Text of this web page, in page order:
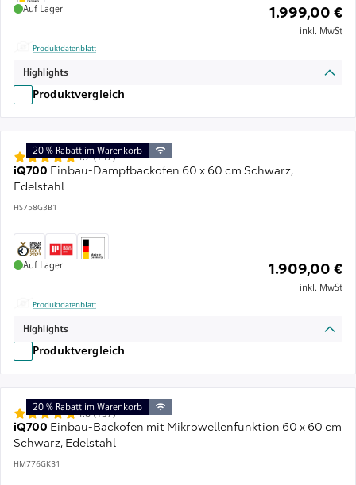
Auf Lager 1.999,00 €
inkl. MwSt
Produktdatenblatt
Highlights
Produktvergleich
iQ700 Einbau-Dampfbackofen 60 x 60 cm Schwarz,
Edelstahl
HS758G3B1
4.7 (147)
20 % Rabatt im Warenkorb
Auf Lager 1.909,00 €
inkl. MwSt
Produktdatenblatt
Highlights
Produktvergleich
iQ700 Einbau-Backofen mit Mikrowellenfunktion 60 x 60 cm
Schwarz, Edelstahl
HM776GKB1
4.8 (137)
20 % Rabatt im Warenkorb